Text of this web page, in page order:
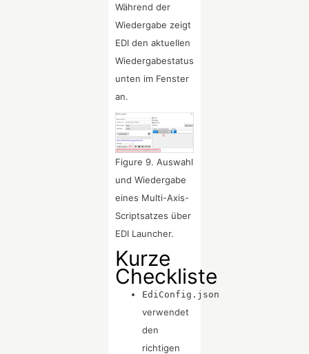
Während der
Wiedergabe zeigt
EDI den aktuellen
Wiedergabestatus
unten im Fenster
an.
Figure 9. Auswahl
und Wiedergabe
eines Multi-Axis-
Scriptsatzes über
EDI Launcher.
Kurze
Checkliste
EdiConfig.json
verwendet
den
richtigen